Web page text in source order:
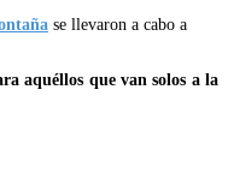
se llevaron a cabo a
aquéllos que van solos a la